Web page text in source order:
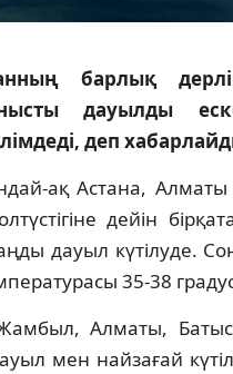
барлық
дауылды
деп
ақ Астана,
дейін
дауыл күтілуде.
35-38
Алматы,
мен найзағай